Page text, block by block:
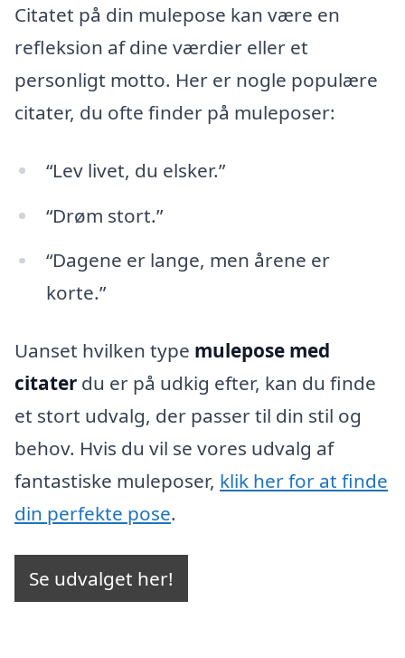
Citatet på din mulepose kan være en
refleksion af dine værdier eller et
personligt motto. Her er nogle populære
citater, du ofte finder på muleposer:
“Lev livet, du elsker.”
“Drøm stort.”
“Dagene er lange, men årene er
korte.”
Uanset hvilken type mulepose med
citater du er på udkig efter, kan du finde
et stort udvalg, der passer til din stil og
behov. Hvis du vil se vores udvalg af
fantastiske muleposer, klik her for at finde
din perfekte pose.
Se udvalget her!